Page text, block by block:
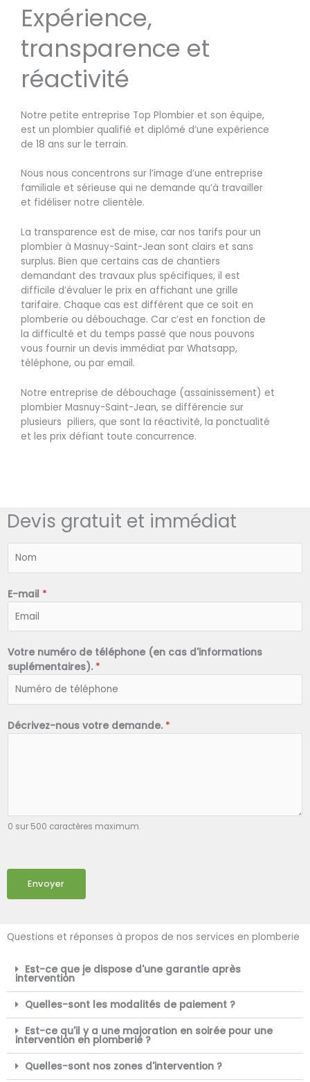
Expérience,
transparence et
réactivité
Notre petite entreprise Top Plombier et son équipe,
est un plombier qualifié et diplômé d’une expérience
de 18 ans sur le terrain.
Nous nous concentrons sur l’image d’une entreprise
familiale et sérieuse qui ne demande qu’à travailler
et fidéliser notre clientèle.
La transparence est de mise, car nos tarifs pour un
plombier à Masnuy-Saint-Jean sont clairs et sans
surplus. Bien que certains cas de chantiers
demandant des travaux plus spécifiques, il est
difficile d’évaluer le prix en affichant une grille
tarifaire. Chaque cas est différent que ce soit en
plomberie ou débouchage. Car c’est en fonction de
la difficulté et du temps passé que nous pouvons
vous fournir un devis immédiat par Whatsapp,
téléphone, ou par email.
Notre entreprise de débouchage (assainissement) et
plombier Masnuy-Saint-Jean, se différencie sur
plusieurs piliers, que sont la réactivité, la ponctualité
et les prix défiant toute concurrence.
Devis gratuit et immédiat
*
E-mail *
Votre numéro de téléphone (en cas d'informations
suplémentaires). *
Décrivez-nous votre demande. *
0 sur 500 caractères maximum.
Envoyer
Questions et réponses à propos de nos services en plomberie
Est-ce que je dispose d'une garantie après
intervention
Quelles-sont les modalités de paiement ?
Est-ce qu'il y a une majoration en soirée pour une
intervention en plomberie ?
Quelles-sont nos zones d'intervention ?